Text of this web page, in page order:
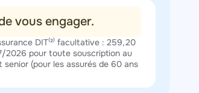
vous engager.
DIT⁽²⁾ facultative : 259,20
2026 pour toute souscription au
(pour les assurés de 60 ans